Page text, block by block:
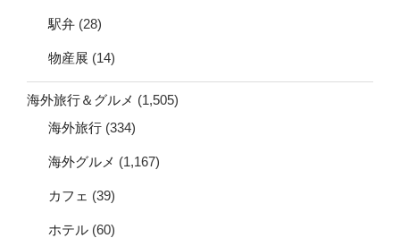
駅弁 (28)
物産展 (14)
海外旅行＆グルメ (1,505)
海外旅行 (334)
海外グルメ (1,167)
カフェ (39)
ホテル (60)